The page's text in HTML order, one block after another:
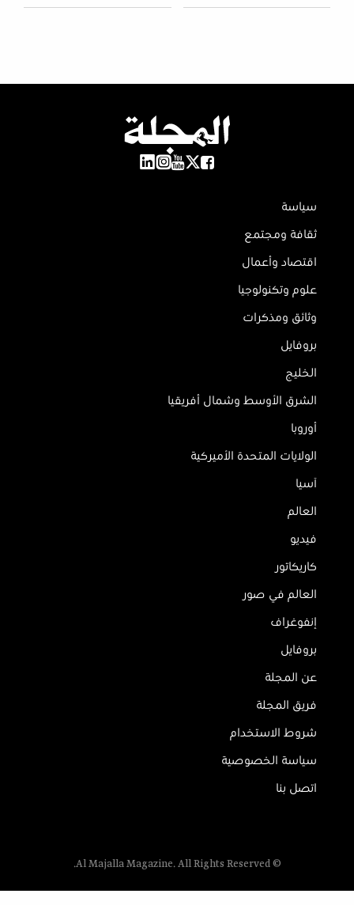
سياسة
ثقافة ومجتمع
اقتصاد وأعمال
علوم وتكنولوجيا
وثائق ومذكرات
بروفايل
الخليج
الشرق الأوسط وشمال أفريقيا
أوروبا
الولايات المتحدة الأميركية
آسيا
العالم
فيديو
كاريكاتور
العالم في صور
إنفوغراف
بروفايل
عن المجلة
فريق المجلة
شروط الاستخدام
سياسة الخصوصية
اتصل بنا
© Al Majalla Magazine. All Rights Reserved.